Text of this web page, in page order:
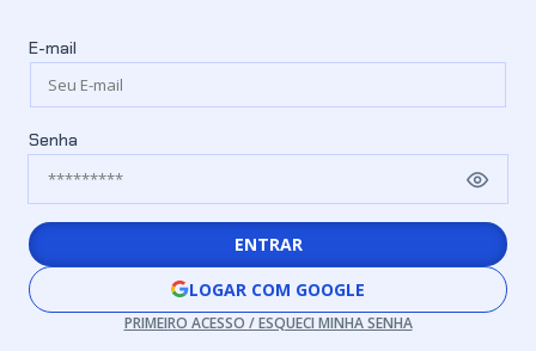
E-mail
Senha
ENTRAR
LOGAR COM GOOGLE
PRIMEIRO ACESSO / ESQUECI MINHA SENHA